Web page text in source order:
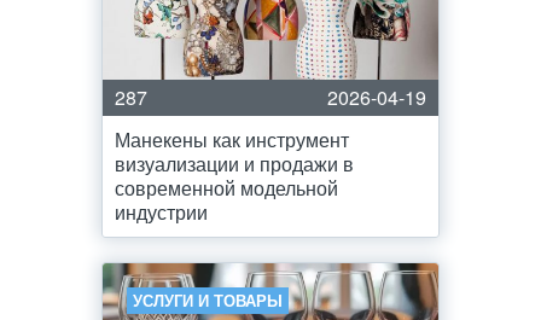
287
2026-04-19
Манекены как инструмент
визуализации и продажи в
современной модельной
индустрии
УСЛУГИ И ТОВАРЫ